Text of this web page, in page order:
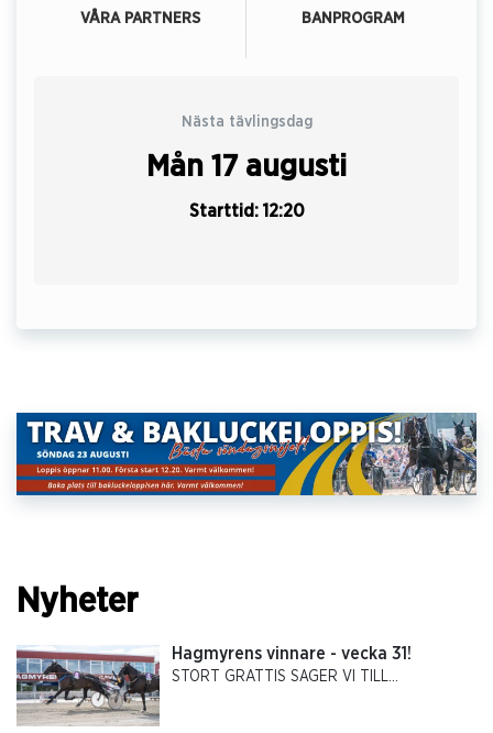
VÅRA PARTNERS BANPROGRAM
Nästa tävlingsdag
Mån 17 augusti
Starttid: 12:20
Nyheter
Hagmyrens vinnare - vecka 31!
STORT GRATTIS SÄGER VI TILL…